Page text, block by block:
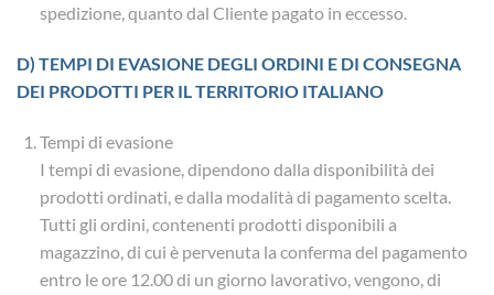
spedizione, quanto dal Cliente pagato in eccesso.
D) TEMPI DI EVASIONE DEGLI ORDINI E DI CONSEGNA
DEI PRODOTTI PER IL TERRITORIO ITALIANO
Tempi di evasione
I tempi di evasione, dipendono dalla disponibilità dei
prodotti ordinati, e dalla modalità di pagamento scelta.
Tutti gli ordini, contenenti prodotti disponibili a
magazzino, di cui è pervenuta la conferma del pagamento
entro le ore 12.00 di un giorno lavorativo, vengono, di